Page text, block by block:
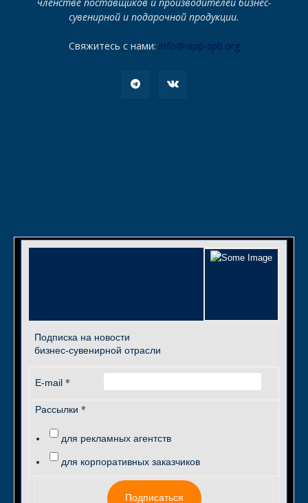
сувенирной и подарочной продукции.
Свяжитесь с нами: info@iapp-spb.org
Подписка на новости
бизнес-сувенирной отрасли
E-mail *
Рассылки *
для рекламных агентств
для корпоративных заказчиков
Подписаться